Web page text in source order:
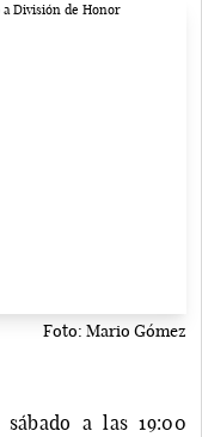
Foto: Mario Gómez
a las 19:00